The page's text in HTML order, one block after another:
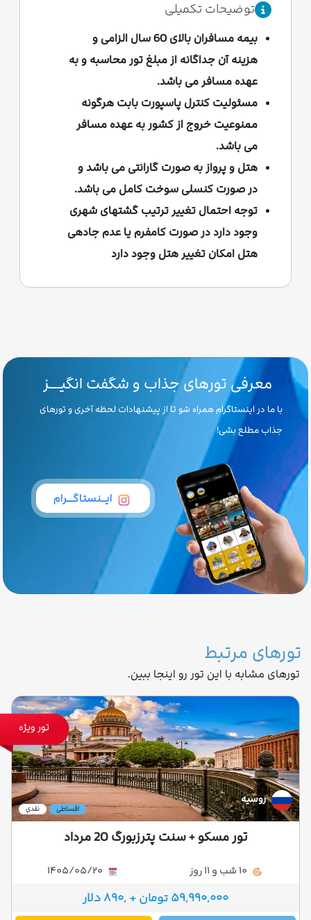
توضیحات تکمیلی
بیمه مسافران بالای 60 سال الزامی و
هزینه آن جداگانه از مبلغ تور محاسبه و به
عهده مسافر می باشد.
مسئولیت کنترل پاسپورت بابت هرگونه
ممنوعیت خروج از کشور به عهده مسافر
می باشد.
هتل و پرواز به صورت گارانتی می باشد و
در صورت کنسلی سوخت کامل می باشد.
توجه احتمال تغییر ترتیب گشتهای شهری
وجود دارد در صورت کامفرم یا عدم جادهی
هتل امکان تغییر هتل وجود دارد
معرفی تورهای جذاب و شگفت انگیـــز
با ما در اینستاگرام همراه شو تا از پیشنهادات لحظه آخری و تورهای
جذاب مطلع بشی!
ایــنستاگـــرام
تورهای مرتبط
تورهای مشابه با این تور رو اینجا ببین.
تور ویژه
روسیه
نقدی اقساطی
تور مسکو + سنت پترزبورگ 20 مرداد
59,990,000 تومان + ,890 دلار